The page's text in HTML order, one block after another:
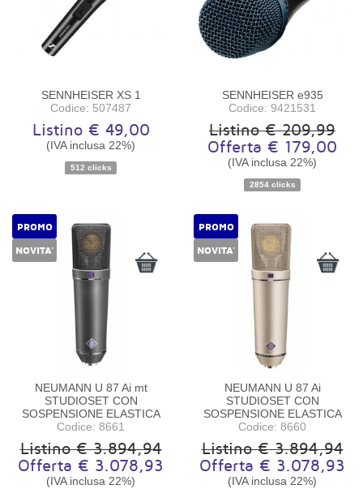
SENNHEISER XS 1
Codice: 507487
Listino € 49,00
(IVA inclusa 22%)
512 clicks
Disponibilità:Disponibile
SENNHEISER e935
Codice: 9421531
Listino € 209,99
Offerta € 179,00
(IVA inclusa 22%)
2854 clicks
PROMO
NOVITA'
Disponibilità:Ordinabile
NEUMANN U 87 Ai mt
STUDIOSET CON
SOSPENSIONE ELASTICA
Codice: 8661
Listino € 3.894,94
Offerta € 3.078,93
(IVA inclusa 22%)
PROMO
NOVITA'
Disponibilità:Ordinabile
NEUMANN U 87 Ai
STUDIOSET CON
SOSPENSIONE ELASTICA
Codice: 8660
Listino € 3.894,94
Offerta € 3.078,93
(IVA inclusa 22%)